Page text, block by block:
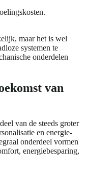
maar het is wel
systemen te
onderdelen
van
van de steeds groter
en energie-
onderdeel vormen
energiebesparing,